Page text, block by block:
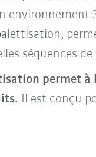
environnement
séquences
permet
Il est conçu